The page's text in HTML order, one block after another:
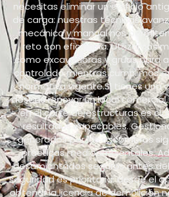
necesitas eliminar un edificio
de carga: nuestras técnicas
mecánica y manual nos
reto con eficiencia. Utilizamos
como excavadoras y grúas para
controlado mientras cumplimos
normativa vigente.Si tienes una
deseas renovar un local
en el corte de estructuras es
resultados impecables.
generados por los escombros
prácticas medioambientales.
desamiantados seguros antes
seguridad es prioritaria: desde el
obtener la licencia de demolición